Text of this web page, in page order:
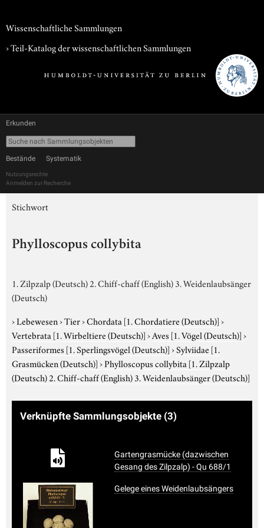
Wissenschaftliche Sammlungen
› Teil-Katalog der wissenschaftlichen Sammlungen
Erkunden
Bestände Systematik
Nutzungsrechte
Anmelden zur Recherche
Stichwort
Phylloscopus collybita
1. Zilpzalp (Deutsch) 2. Chiff-chaff (English) 3. Weidenlaubsänger
(Deutsch)
›Lebewesen›Tier›Chordata [1. Chordatiere (Deutsch)]›
Vertebrata [1. Wirbeltiere (Deutsch)]›Aves [1. Vögel (Deutsch)]›
Passeriformes [1. Sperlingsvögel (Deutsch)]›Sylviidae [1.
Grasmücken (Deutsch)]›Phylloscopus collybita [1. Zilpzalp
(Deutsch) 2. Chiff-chaff (English) 3. Weidenlaubsänger (Deutsch)]
Verknüpfte Sammlungsobjekte (3)
Gartengrasmücke (dazwischen
Gesang des Zilpzalp) - Qu 688/1
Gelege eines Weidenlaubsängers